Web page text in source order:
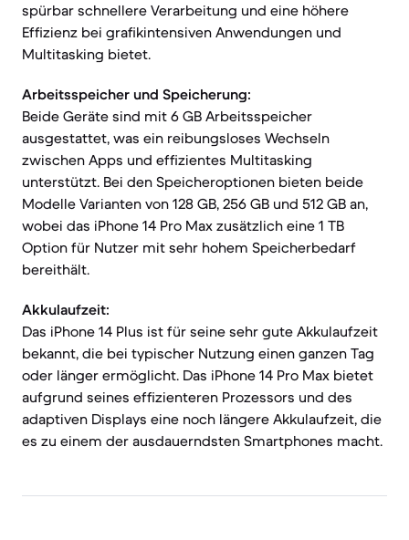
spürbar schnellere Verarbeitung und eine höhere
Effizienz bei grafikintensiven Anwendungen und
Multitasking bietet.
Arbeitsspeicher und Speicherung:
Beide Geräte sind mit 6 GB Arbeitsspeicher
ausgestattet, was ein reibungsloses Wechseln
zwischen Apps und effizientes Multitasking
unterstützt. Bei den Speicheroptionen bieten beide
Modelle Varianten von 128 GB, 256 GB und 512 GB an,
wobei das iPhone 14 Pro Max zusätzlich eine 1 TB
Option für Nutzer mit sehr hohem Speicherbedarf
bereithält.
Akkulaufzeit:
Das iPhone 14 Plus ist für seine sehr gute Akkulaufzeit
bekannt, die bei typischer Nutzung einen ganzen Tag
oder länger ermöglicht. Das iPhone 14 Pro Max bietet
aufgrund seines effizienteren Prozessors und des
adaptiven Displays eine noch längere Akkulaufzeit, die
es zu einem der ausdauerndsten Smartphones macht.